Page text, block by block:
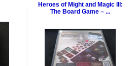
Heroes of Might and Magic III:
The Board Game – ...